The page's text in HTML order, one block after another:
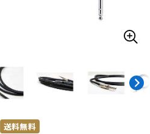
エフェクター
送料無料